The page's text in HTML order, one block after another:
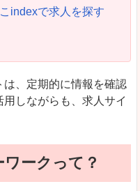
indexで求人を探す
、定期的に情報を確認
しながらも、求人サイ
ークって？